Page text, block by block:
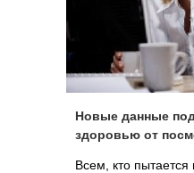
Новые данные
здоровью от
Всем, кто пытается